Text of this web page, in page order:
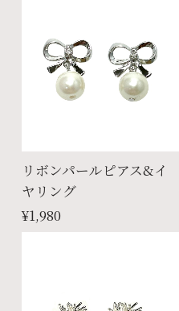
リボンパールピアス&イ
ヤリング
¥1,980